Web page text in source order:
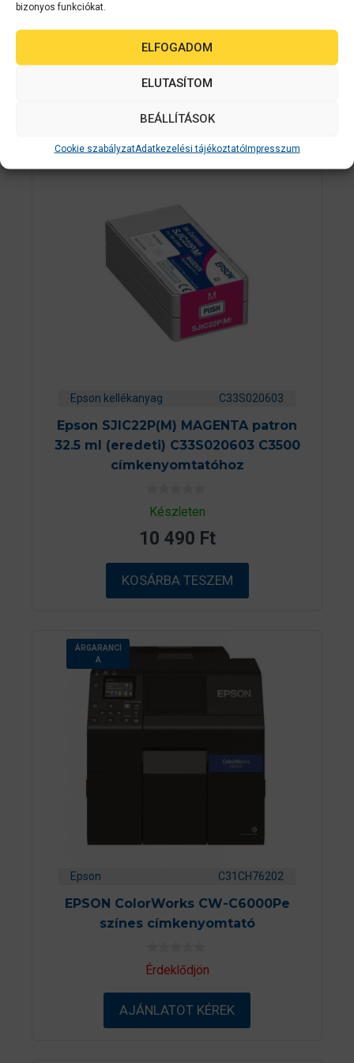
bizonyos funkciókat.
ELFOGADOM
ELUTASÍTOM
BEÁLLÍTÁSOK
Cookie szabályzatAdatkezelési tájékoztatóImpresszum
Kapcsolódó
termékek
Epson kellékanyag C33S020603
Epson SJIC22P(M) MAGENTA patron
32.5 ml (eredeti) C33S020603 C3500
címkenyomtatóhoz
0
a
5
b
ő
l
Készleten
10 490 Ft
KOSÁRBA TESZEM
ÁRGARANCI
A
Epson C31CH76202
EPSON ColorWorks CW-C6000Pe
színes címkenyomtató
0
a
-
ő
Érdeklődjön
AJÁNLATOT KÉREK